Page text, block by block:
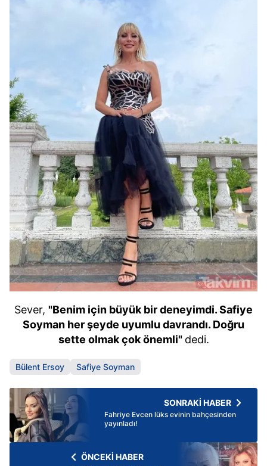
Sever, "Benim için büyük bir deneyimdi. Safiye
Soyman her şeyde uyumlu davrandı. Doğru
sette olmak çok önemli" dedi.
Bülent Ersoy Safiye Soyman
SONRAKİ HABER
Fahriye Evcen lüks evinin bahçesinden
yayınladı!
ÖNCEKİ HABER